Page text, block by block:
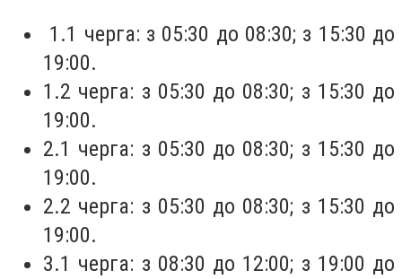
1.1 черга: з 05:30 до 08:30; з 15:30 до
19:00.
1.2 черга: з 05:30 до 08:30; з 15:30 до
19:00.
2.1 черга: з 05:30 до 08:30; з 15:30 до
19:00.
2.2 черга: з 05:30 до 08:30; з 15:30 до
19:00.
3.1 черга: з 08:30 до 12:00; з 19:00 до